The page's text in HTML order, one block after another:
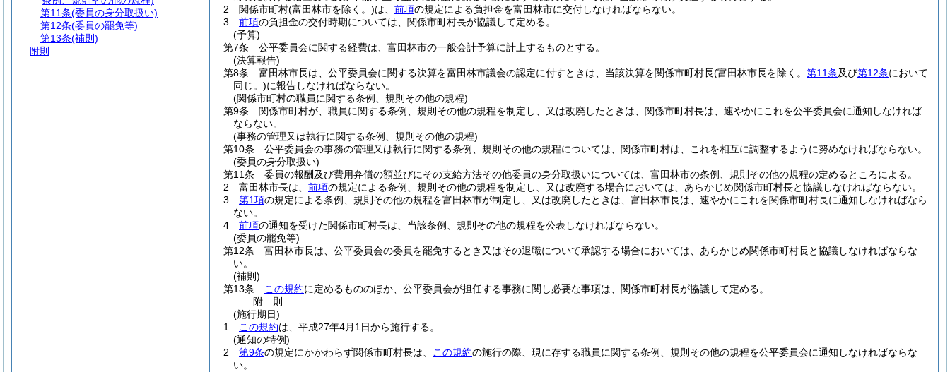
2
関係市町村(富田林市を除く。)は、 前項の規定による負担金を富田林市に交付しなければならない。
3
前項の負担金の交付時期については、関係市町村長が協議して定める。
(予算)
第7条
公平委員会に関する経費は、富田林市の一般会計予算に計上するものとする。
(決算報告)
第8条
富田林市長は、公平委員会に関する決算を富田林市議会の認定に付すときは、当該決算を関係市町村長(富田林市長を除く。 第11条及び第12条において
同じ。)に報告しなければならない。
(関係市町村の職員に関する条例、規則その他の規程)
第9条
関係市町村が、職員に関する条例、規則その他の規程を制定し、又は改廃したときは、関係市町村長は、速やかにこれを公平委員会に通知しなければ
ならない。
(事務の管理又は執行に関する条例、規則その他の規程)
第10条
公平委員会の事務の管理又は執行に関する条例、規則その他の規程については、関係市町村は、これを相互に調整するように努めなければならない。
(委員の身分取扱い)
第11条
委員の報酬及び費用弁償の額並びにその支給方法その他委員の身分取扱いについては、富田林市の条例、規則その他の規程の定めるところによる。
2
富田林市長は、 前項の規定による条例、規則その他の規程を制定し、又は改廃する場合においては、あらかじめ関係市町村長と協議しなければならない。
3
第1項の規定による条例、規則その他の規程を富田林市が制定し、又は改廃したときは、富田林市長は、速やかにこれを関係市町村長に通知しなければなら
ない。
4
前項の通知を受けた関係市町村長は、当該条例、規則その他の規程を公表しなければならない。
(委員の罷免等)
第12条
富田林市長は、公平委員会の委員を罷免するとき又はその退職について承認する場合においては、あらかじめ関係市町村長と協議しなければならな
い。
(補則)
第13条
この規約に定めるもののほか、公平委員会が担任する事務に関し必要な事項は、関係市町村長が協議して定める。
附 則
(施行期日)
1
この規約は、平成27年4月1日から施行する。
(通知の特例)
2
第9条の規定にかかわらず関係市町村長は、 この規約の施行の際、現に存する職員に関する条例、規則その他の規程を公平委員会に通知しなければならな
い。
第11条(委員の身分取扱い)
第12条(委員の罷免等)
第13条(補則)
附則